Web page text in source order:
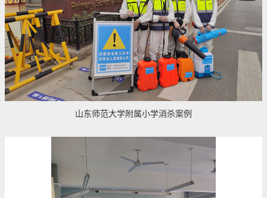
山东师范大学附属小学消杀案例